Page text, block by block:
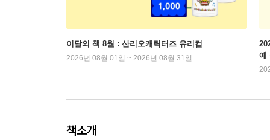
이달의 책 8월 : 산리오캐릭터즈 유리컵
2026년 08월 01일 ~ 2026년 08월 31일
예
책소개